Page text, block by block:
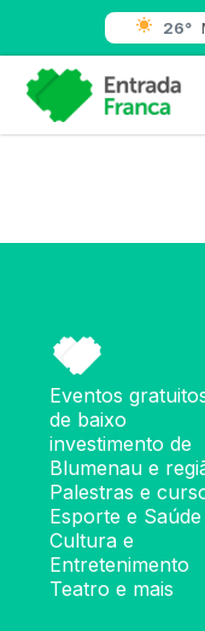
26°
Eventos
de baixo
investimento de
Blumenau e
Palestras e
Esporte e Saúde
Cultura e
Entretenimento
Teatro e mais